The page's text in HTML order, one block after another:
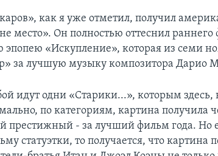
как я уже отметил, получил
место». Он полностью оттеснил раннего
эпопею «Искупление», которая из семи
за лучшую музыку композитора Дарио
идут одни «Старики...», которым
по категориям, картина получила
престижный - за лучший фильм года. Но
статуэтки, то получается, что картина